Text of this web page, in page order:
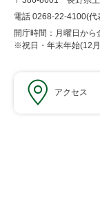
電話 0268-22-4100(代
開庁時間：月曜日か
※祝日・年末年始(12
アクセス